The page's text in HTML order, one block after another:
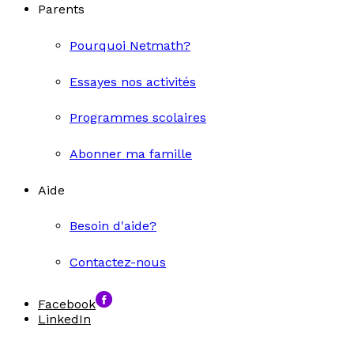
Parents
Pourquoi Netmath?
Essayes nos activités
Programmes scolaires
Abonner ma famille
Aide
Besoin d'aide?
Contactez-nous
Facebook
LinkedIn